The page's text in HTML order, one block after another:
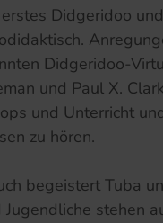
Didgeridoo
Didgeridoo-
und Paul X.
und Unterricht
zu hören.
begeistert Tuba
stehen